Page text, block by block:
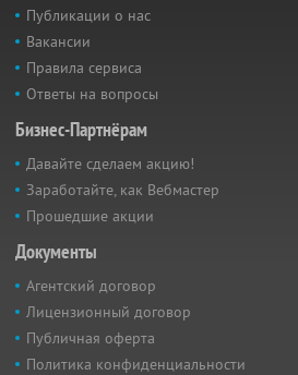
Публикации о нас
Вакансии
Правила сервиса
Ответы на вопросы
Бизнес-Партнёрам
Давайте сделаем акцию!
Заработайте, как Вебмастер
Прошедшие акции
Документы
Агентский договор
Лицензионный договор
Публичная оферта
Политика конфиденциальности